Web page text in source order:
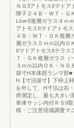
ＮＧ3アトモスⅡマドア
障子２４Ｂ・ＷＴ・Ｇ
Low-E複層ガラス４ｍ
アトモスⅡマドアトモ
４Ｂ・ＷＴ・ＧＫ複層
層ガラス５ｍｍ以内Ｏ
ⅡマドアトモスⅡテラス
Ｔ・ＧＫ複層ガラス（
３ｍｍ以内ＯＫ・ＮＧ
採寸H本体部ランマ部
H【寸法採寸】下枠上
を外して、H寸法は右
所測定し、最も大きい
単体サッシ内付ＲＳⅡ
様・ご注意現場調査マ